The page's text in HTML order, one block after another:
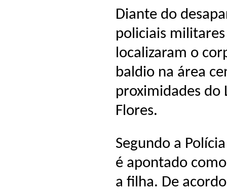
Diante do
policiais
localizaram o
baldio na área
proximidades do
Flores.
Segundo a
é apontado
a filha. De